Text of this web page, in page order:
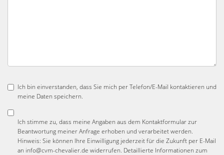
Ich bin einverstanden, dass Sie mich per Telefon/E-Mail kontaktieren und
meine Daten speichern.
Ich stimme zu, dass meine Angaben aus dem Kontaktformular zur
Beantwortung meiner Anfrage erhoben und verarbeitet werden.
Hinweis: Sie können Ihre Einwilligung jederzeit für die Zukunft per E-Mail
an info@cvm-chevalier.de widerrufen. Detaillierte Informationen zum